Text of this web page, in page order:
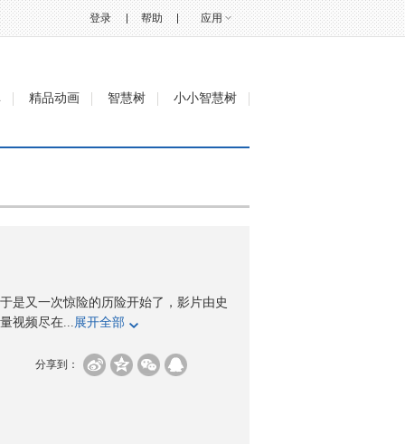
帮助 应用
登录
精品动画 智慧树 小小智慧树
是又一次惊险的历险开始了，影片由史
视频尽在...展开全部
分享到：